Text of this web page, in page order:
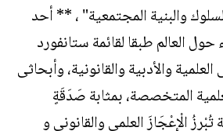
والبنية المجتمعية" ، ** أحد
حول العالم طبقا لقائمة ستانفورد
والأدبية والقانونية، وأبحاثى
المتخصصة، بمثابة صَدَقَةٍ
الْإِعْجَازَ العلمى والقانونى و